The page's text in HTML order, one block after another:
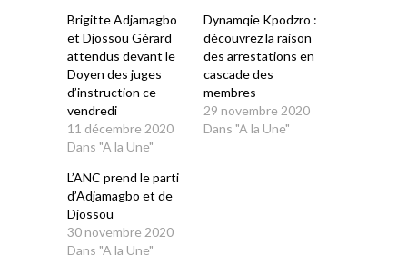
Brigitte Adjamagbo
et Djossou Gérard
attendus devant le
Doyen des juges
d’instruction ce
vendredi
11 décembre 2020
Dans "A la Une"
Dynamqie Kpodzro :
découvrez la raison
des arrestations en
cascade des
membres
29 novembre 2020
Dans "A la Une"
L’ANC prend le parti
d’Adjamagbo et de
Djossou
30 novembre 2020
Dans "A la Une"